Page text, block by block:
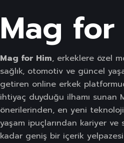
Mag for
Mag for Him, erkeklere özel
sağlık, otomotiv ve güncel
getiren online erkek
ihtiyaç duyduğu ilhamı sunan
önerilerinden, en yeni teknoloji
yaşam ipuçlarından kariyer
kadar geniş bir içerik